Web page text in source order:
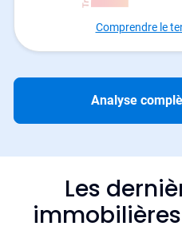
Comprendre le
Analyse
Les